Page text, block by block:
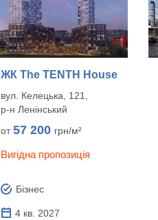
ЖК The TENTH House
вул. Келецька, 121,
р‑н Ленінський
от57 200 грн/м²
Вигідна пропозиція
Бізнес
4 кв. 2027